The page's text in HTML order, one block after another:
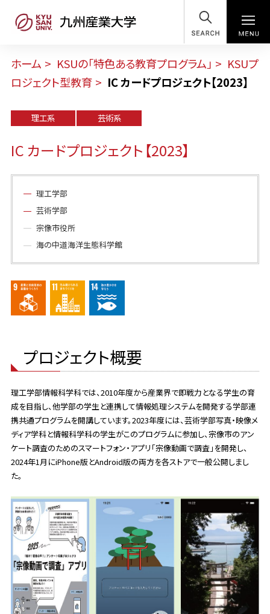
SEARCH
ホーム KSUの「特色ある教育プログラム」
KSUプ
ロジェクト型教育
IC カードプロジェクト【2023】
理工系 芸術系
IC カードプロジェクト【2023】
理工学部
芸術学部
宗像市役所
海の中道海洋生態科学館
プロジェクト概要
理工学部情報科学科では、2010年度から産業界で即戦力となる学生の育
成を目指し、他学部の学生と連携して情報処理システムを開発する学部連
携共通プログラムを開講しています。2023年度には、芸術学部写真・映像メ
ディア学科と情報科学科の学生がこのプログラムに参加し、宗像市のアン
ケート調査のためのスマートフォン・アプリ「宗像動画で調査」を開発し、
2024年1月にiPhone版とAndroid版の両方を各ストアで一般公開しまし
た。